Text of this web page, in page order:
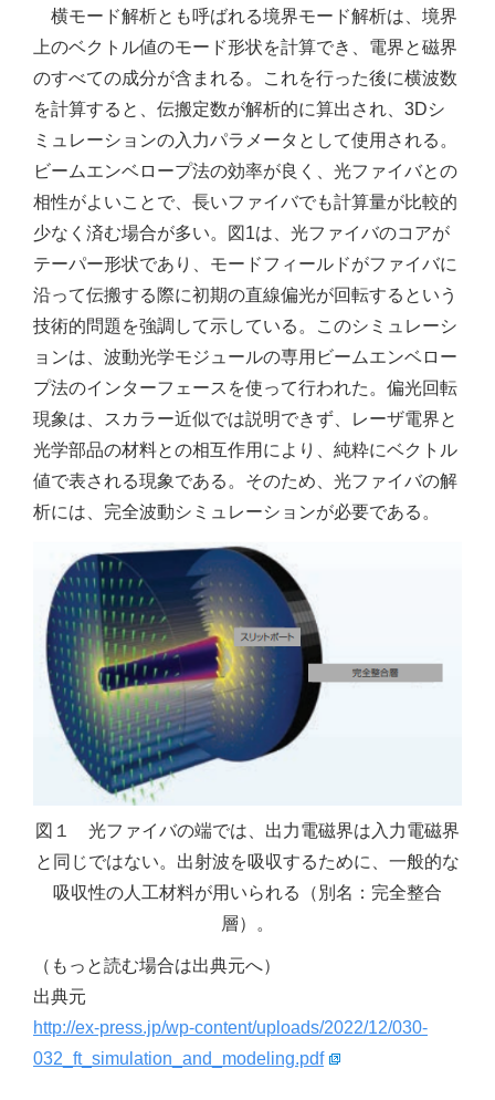
横モード解析とも呼ばれる境界モード解析は、境界
上のベクトル値のモード形状を計算でき、電界と磁界
のすべての成分が含まれる。これを行った後に横波数
を計算すると、伝搬定数が解析的に算出され、3Dシ
ミュレーションの入力パラメータとして使用される。
ビームエンベロープ法の効率が良く、光ファイバとの
相性がよいことで、長いファイバでも計算量が比較的
少なく済む場合が多い。図1は、光ファイバのコアが
テーパー形状であり、モードフィールドがファイバに
沿って伝搬する際に初期の直線偏光が回転するという
技術的問題を強調して示している。このシミュレーシ
ョンは、波動光学モジュールの専用ビームエンベロー
プ法のインターフェースを使って行われた。偏光回転
現象は、スカラー近似では説明できず、レーザ電界と
光学部品の材料との相互作用により、純粋にベクトル
値で表される現象である。そのため、光ファイバの解
析には、完全波動シミュレーションが必要である。
図１ 光ファイバの端では、出力電磁界は入力電磁界
と同じではない。出射波を吸収するために、一般的な
吸収性の人工材料が用いられる（別名：完全整合
層）。
（もっと読む場合は出典元へ）
出典元
http://ex-press.jp/wp-content/uploads/2022/12/030-
032_ft_simulation_and_modeling.pdf